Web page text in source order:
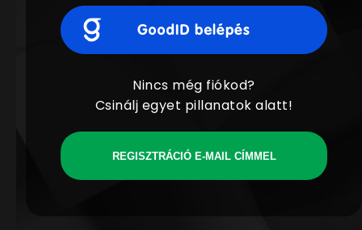
Nincs még fiókod?
Csinálj egyet pillanatok alatt!
REGISZTRÁCIÓ E-MAIL CÍMMEL